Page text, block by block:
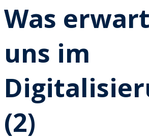
Was
uns im
(2)